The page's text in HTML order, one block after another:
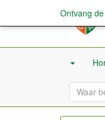
Ontvang